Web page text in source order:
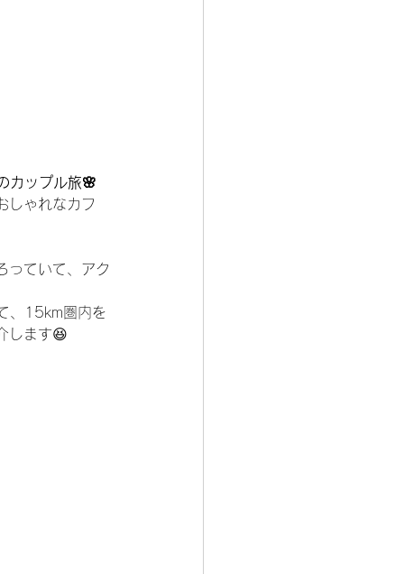
カップル旅🌸
しゃれなカフ
っていて、アク
、15km圏内を
します😆